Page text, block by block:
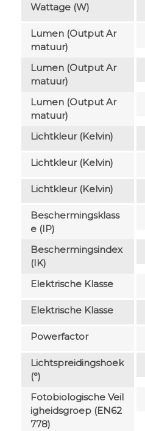
Wattage (W)
Lumen (output Ar
Matuur)
Lumen (output Ar
Matuur)
Lumen (output Ar
Matuur)
Lichtkleur (Kelvin)
Lichtkleur (Kelvin)
Lichtkleur (Kelvin)
Beschermingsklass
E (IP)
Beschermingsindex
(IK)
Elektrische Klasse
Elektrische Klasse
Powerfactor
Lichtspreidingshoek
(°)
Fotobiologische Veil
Igheidsgroep (EN62
778)